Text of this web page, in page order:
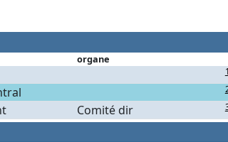
organe
Comité dir